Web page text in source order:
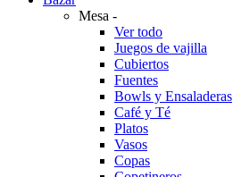
Mesa -
Ver todo
Juegos de vajilla
Cubiertos
Fuentes
Bowls y Ensaladeras
Café y Té
Platos
Vasos
Copas